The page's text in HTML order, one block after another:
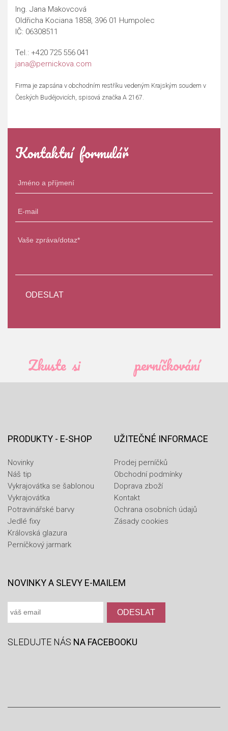
Ing. Jana Makovcová
Oldřicha Kociana 1858, 396 01 Humpolec
IČ: 06308511
Tel.: +420 725 556 041
jana@pernickova.com
Firma je zapsána v obchodním restříku vedeným Krajským soudem v
Českých Budějovicích, spisová značka A 2167.
Kontaktní formulář
Zkuste si perníčkování
PRODUKTY - E-SHOP
Novinky
Náš tip
Vykrajovátka se šablonou
Vykrajovátka
Potravinářské barvy
Jedlé fixy
Královská glazura
Perníčkový jarmark
UŽITEČNÉ INFORMACE
Prodej perníčků
Obchodní podmínky
Doprava zboží
Kontakt
Ochrana osobních údajů
Zásady cookies
NOVINKY A SLEVY E-MAILEM
SLEDUJTE NÁS NA FACEBOOKU